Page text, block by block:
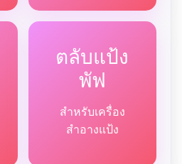
ตลับแป้ง
พัฟ
สำหรับเครื่อง
สำอางแป้ง